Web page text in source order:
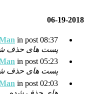
rahman24quoted
The Fallenquoted
MSHquoted